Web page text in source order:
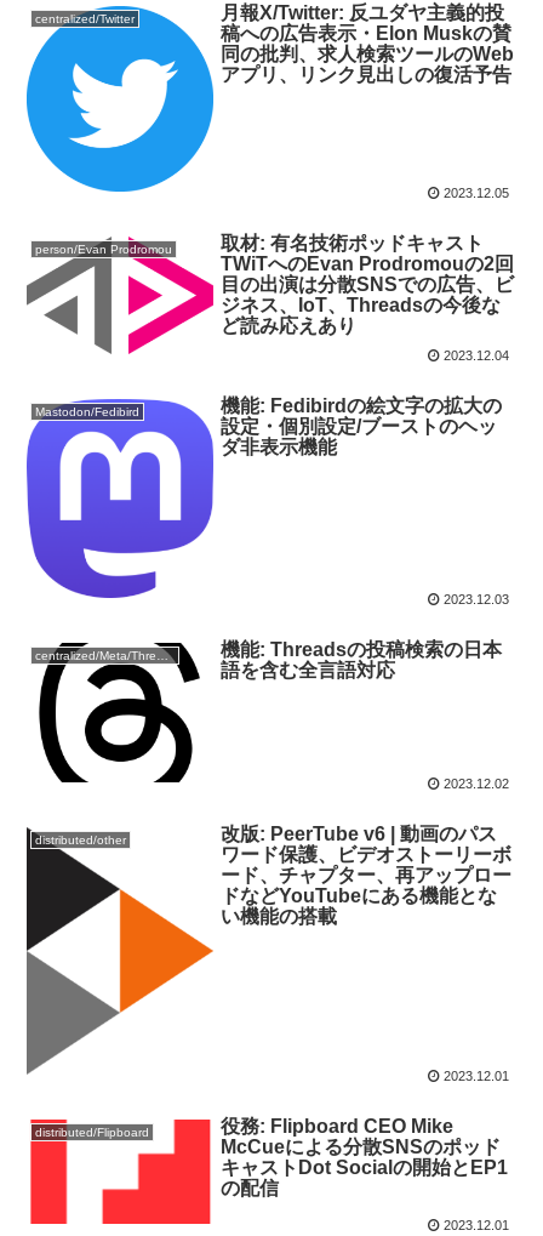
centralized/Twitter
月報X/Twitter: 反ユダヤ主義的投
稿への広告表示・Elon Muskの賛
同の批判、求人検索ツールのWeb
アプリ、リンク見出しの復活予告
2023.12.05
person/Evan Prodromou
取材: 有名技術ポッドキャスト
TWiTへのEvan Prodromouの2回
目の出演は分散SNSでの広告、ビ
ジネス、IoT、Threadsの今後な
ど読み応えあり
2023.12.04
Mastodon/Fedibird
機能: Fedibirdの絵文字の拡大の
設定・個別設定/ブーストのヘッ
ダ非表示機能
2023.12.03
centralized/Meta/Threads
機能: Threadsの投稿検索の日本
語を含む全言語対応
2023.12.02
distributed/other
改版: PeerTube v6 | 動画のパス
ワード保護、ビデオストーリーボ
ード、チャプター、再アップロー
ドなどYouTubeにある機能とな
い機能の搭載
2023.12.01
distributed/Flipboard
役務: Flipboard CEO Mike
McCueによる分散SNSのポッド
キャストDot Socialの開始とEP1
の配信
2023.12.01